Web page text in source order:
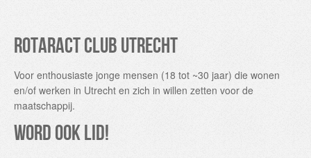
Rotaract Club Utrecht
Voor enthousiaste jonge mensen (18 tot ~30 jaar) die wonen
en/of werken in Utrecht en zich in willen zetten voor de
maatschappij.
Word ook lid!